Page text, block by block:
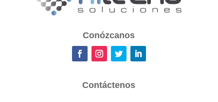
Conózcanos
Contáctenos